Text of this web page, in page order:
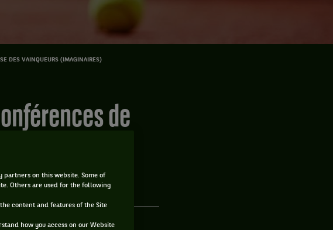
DES VAINQUEURS (IMAGINAIRES)
partners on this website. Some of
Others are used for the following
content and features of the Site
how you access on our Website